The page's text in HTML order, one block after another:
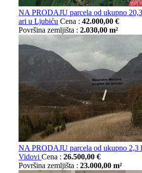
NA PRODAJU parcela od ukupno
ari u Ljubiću Cena : 42.000,00 €
Površina zemljišta : 2.030,00 m²
NA PRODAJU parcela od ukupno 2,3
Vidovi Cena : 26.500,00 €
Površina zemljišta : 23.000,00 m²